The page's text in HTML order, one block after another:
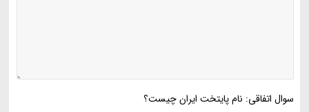
سوال اتفاقی: نام پایتخت ایران چیست؟